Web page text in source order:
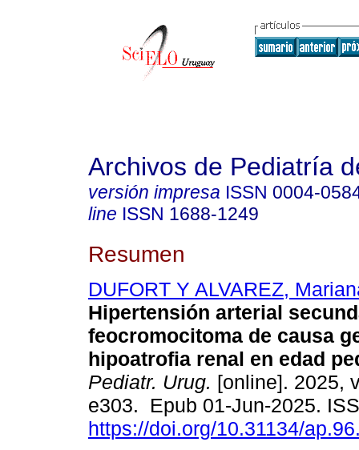
Archivos de Pediatría
versión impresa ISSN 0004-
line ISSN 1688-1249
Resumen
DUFORT Y ALVAREZ,
Hipertensión arterial
feocromocitoma de causa
hipoatrofia renal en edad
Pediatr. Urug. [online]. 2025,
e303. Epub 01-Jun-2025.
https://doi.org/10.31134/